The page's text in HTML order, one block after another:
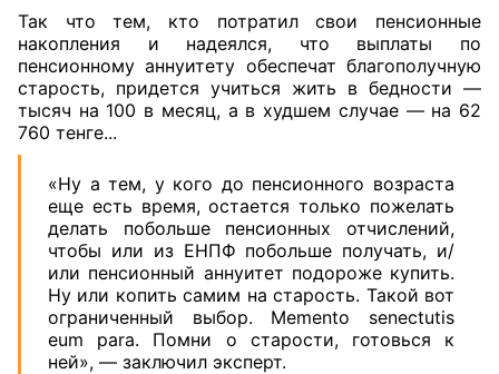
Так что тем, кто потратил свои пенсионные
накопления и надеялся, что выплаты по
пенсионному аннуитету обеспечат благополучную
старость, придется учиться жить в бедности —
тысяч на 100 в месяц, а в худшем случае — на 62
760 тенге...
«Ну а тем, у кого до пенсионного возраста
еще есть время, остается только пожелать
делать побольше пенсионных отчислений,
чтобы или из ЕНПФ побольше получать, и/
или пенсионный аннуитет подороже купить.
Ну или копить самим на старость. Такой вот
ограниченный выбор. Memento senectutis
eum para. Помни о старости, готовься к
ней», — заключил эксперт.